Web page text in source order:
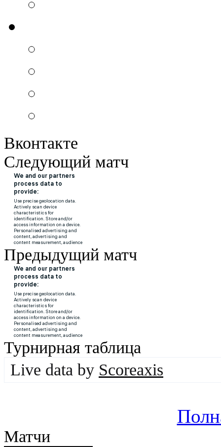
Вконтакте
Следующий матч
Предыдущий матч
Турнирная таблица
Live data by Scoreaxis
Матчи